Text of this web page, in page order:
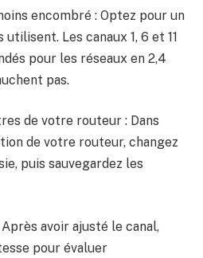
encombré : Optez pour un
Les canaux 1, 6 et 11
pour les réseaux en 2,4
pas.
de votre routeur : Dans
de votre routeur, changez
puis sauvegardez les
avoir ajusté le canal,
pour évaluer